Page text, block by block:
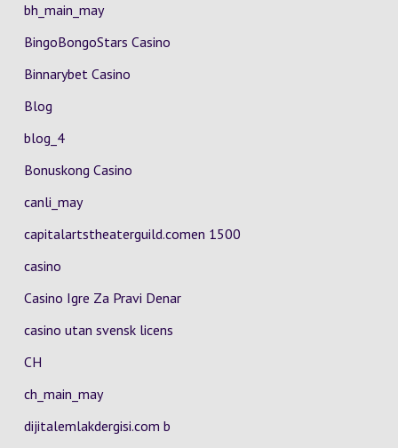
bh_main_may
BingoBongoStars Casino
Binnarybet Casino
Blog
blog_4
Bonuskong Casino
canli_may
capitalartstheaterguild.comen 1500
casino
Casino Igre Za Pravi Denar
casino utan svensk licens
CH
ch_main_may
dijitalemlakdergisi.com b